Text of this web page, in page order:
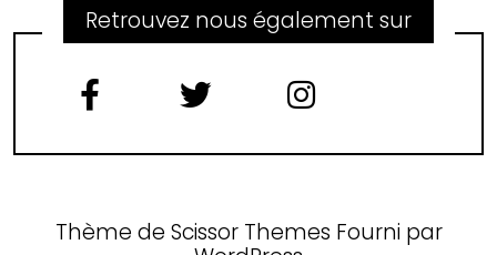
Retrouvez nous également sur
Thème de Scissor Themes Fourni par